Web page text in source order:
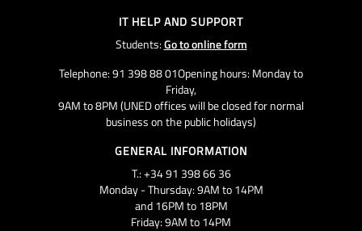
IT HELP AND SUPPORT
Students:Go to online form
Telephone: 91 398 88 01Opening hours: Monday to
Friday,
9AM to 8PM (UNED offices will be closed for normal
business on the public holidays)
GENERAL INFORMATION
T.: +34 91 398 66 36
Monday - Thursday: 9AM to 14PM
and 16PM to 18PM
Friday: 9AM to 14PM